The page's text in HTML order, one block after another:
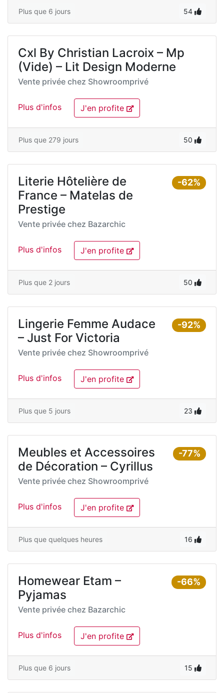
Plus que 6 jours 54
Cxl By Christian Lacroix – Mp
(Vide) – Lit Design Moderne
Vente privée chez Showroomprivé
Plus d'infos J'en profite
Plus que 279 jours 50
-62%
Literie Hôtelière de
France – Matelas de
Prestige
Vente privée chez Bazarchic
Plus d'infos J'en profite
Plus que 2 jours 50
-92%
Lingerie Femme Audace
– Just For Victoria
Vente privée chez Showroomprivé
Plus d'infos J'en profite
Plus que 5 jours 23
-77%
Meubles et Accessoires
de Décoration – Cyrillus
Vente privée chez Showroomprivé
Plus d'infos J'en profite
Plus que quelques heures 16
-66%
Homewear Etam –
Pyjamas
Vente privée chez Bazarchic
Plus d'infos J'en profite
Plus que 6 jours 15